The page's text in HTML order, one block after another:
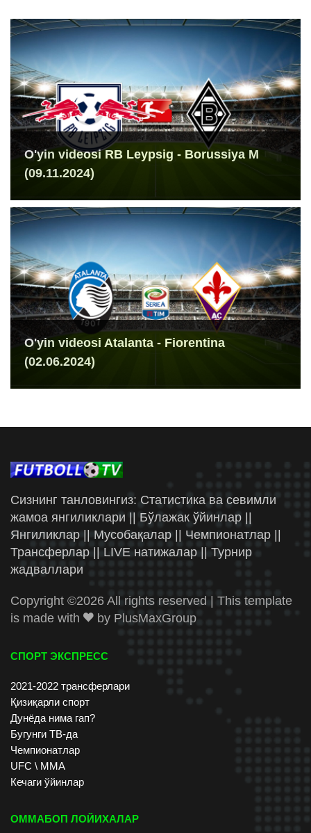
O'yin videosi RB Leypsig - Borussiya M
(09.11.2024)
O'yin videosi Atalanta - Fiorentina
(02.06.2024)
Сизнинг танловингиз: Статистика ва севимли
жамоа янгиликлари || Бўлажак ўйинлар ||
Янгиликлар || Мусобақалар || Чемпионатлар ||
Трансферлар || LIVE натижалар || Турнир
жадваллари
Copyright ©2026 All rights reserved | This template
is made with
by PlusMaxGroup
СПОРТ ЭКСПРЕСС
2021-2022 трансферлари
Қизиқарли спорт
Дунёда нима гап?
Бугунги ТВ-да
Чемпионатлар
UFC \ ММА
Кечаги ўйинлар
ОММАБОП ЛОЙИХАЛАР